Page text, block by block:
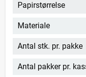
Papirstørrelse
Materiale
Antal stk. pr. pakke
Antal pakker pr.